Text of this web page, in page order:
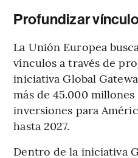
Profundizar
La Unión Europea
vínculos a través de
iniciativa Global
más de 45.000
inversiones para
hasta 2027.
Dentro de la iniciativa